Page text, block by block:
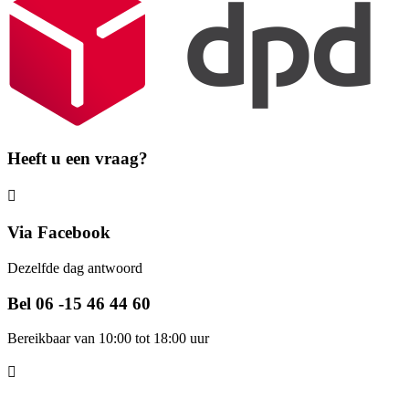
Heeft u een vraag?
Via Facebook
Dezelfde dag antwoord
Bel 06 -15 46 44 60
Bereikbaar van 10:00 tot 18:00 uur